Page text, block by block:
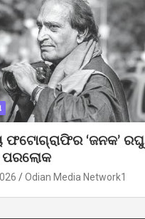
ଫଟୋଗ୍ରାଫିର ‘ଜନକ’ ରଘୁ
ପରଲୋକ
Odian Media Network1